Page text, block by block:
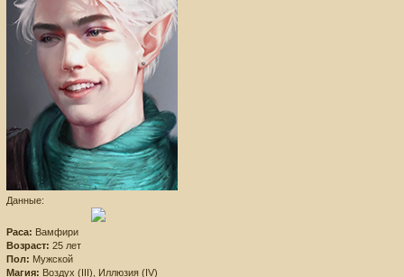
Данные:
Раса: Вамфири
Возраст: 25 лет
Пол: Мужской
Магия: Воздух (III), Иллюзия (IV)